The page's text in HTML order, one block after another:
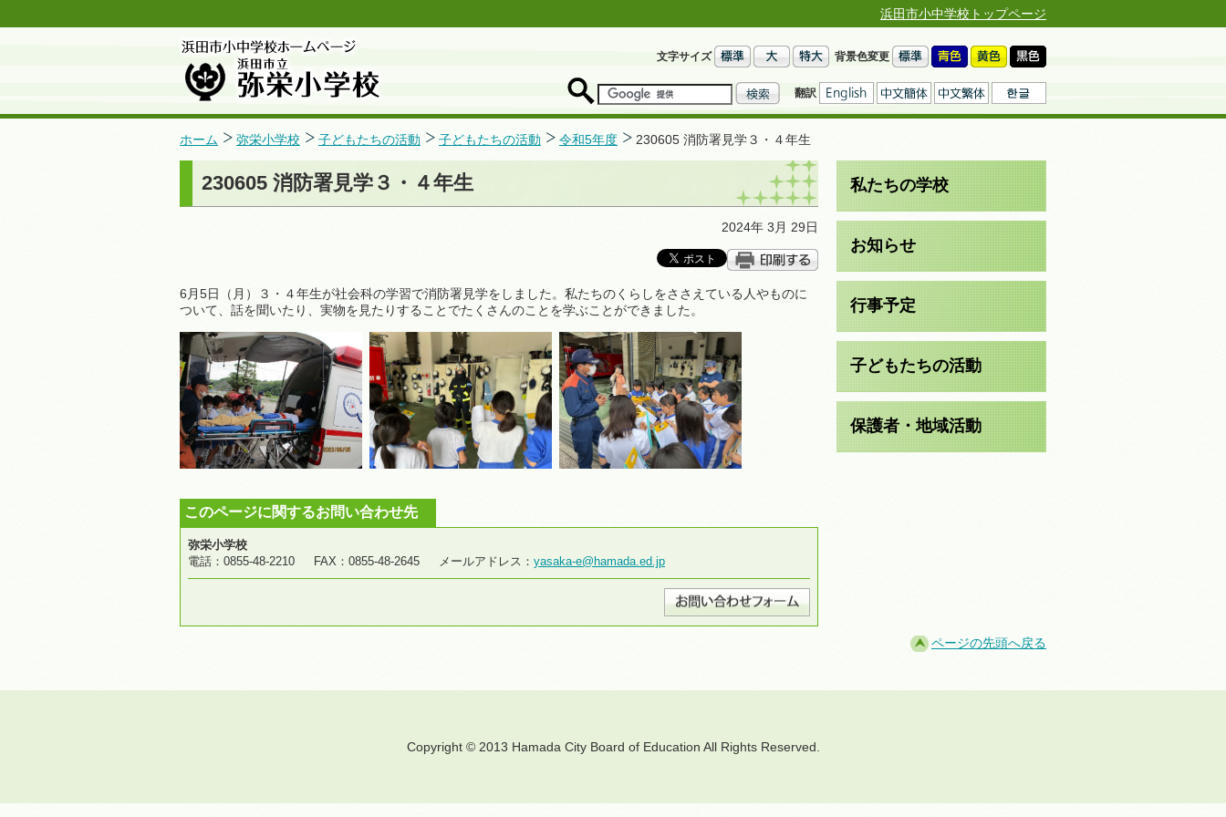
浜田市小中学校トップページ
文字サイズ 背景色変更
翻訳
ホーム 弥栄小学校 子どもたちの活動 子どもたちの活動 令和5年度 230605 消防署見学３・４年生
230605 消防署見学３・４年生
2024年 3月 29日
6月5日（月）３・４年生が社会科の学習で消防署見学をしました。私たちのくらしをささえている人やものに
ついて、話を聞いたり、実物を見たりすることでたくさんのことを学ぶことができました。
このページに関するお問い合わせ先
弥栄小学校
電話：0855-48-2210 FAX：0855-48-2645 メールアドレス： yasaka-e@hamada.ed.jp
私たちの学校
お知らせ
行事予定
子どもたちの活動
保護者・地域活動
ページの先頭へ戻る
Copyright © 2013 Hamada City Board of Education All Rights Reserved.